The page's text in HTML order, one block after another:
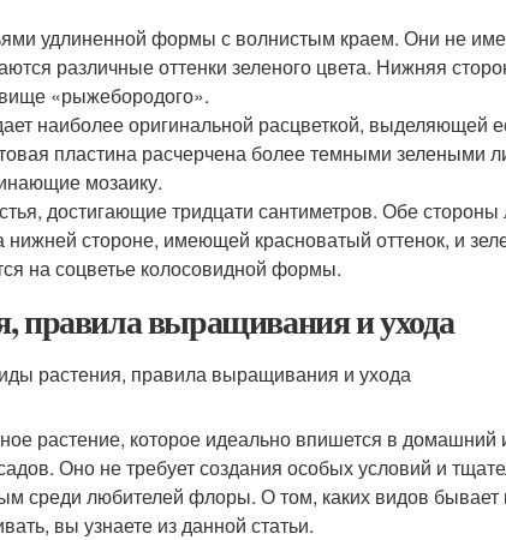
удлиненной формы с волнистым краем. Они не
различные оттенки зеленого цвета. Нижняя
«рыжебородого».
наиболее оригинальной расцветкой, выделяющей
пластина расчерчена более темными зелеными
мозаику.
достигающие тридцати сантиметров. Обе
стороне, имеющей красноватый оттенок, и
на соцветье колосовидной формы.
правила выращивания и ухода
растение, которое идеально впишется в
Оно не требует создания особых условий и
среди любителей флоры. О том, каких видов бывает
вы узнаете из данной статьи.